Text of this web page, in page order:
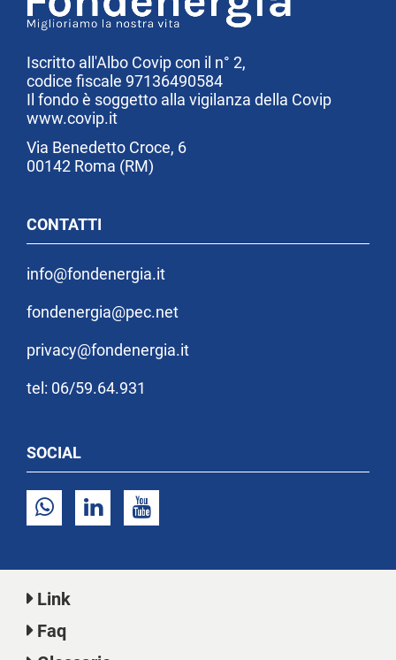
Iscritto all'Albo Covip con il n° 2,
codice fiscale 97136490584
Il fondo è soggetto alla vigilanza della Covip
www.covip.it
Via Benedetto Croce, 6
00142 Roma (RM)
CONTATTI
info@fondenergia.it
fondenergia@pec.net
privacy@fondenergia.it
tel: 06/59.64.931
SOCIAL
Link
Faq